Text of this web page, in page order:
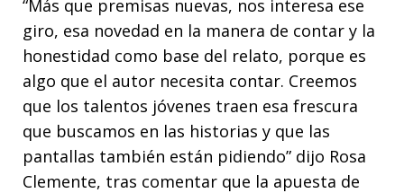
“Más que premisas nuevas, nos interesa ese
giro, esa novedad en la manera de contar y la
honestidad como base del relato, porque es
algo que el autor necesita contar. Creemos
que los talentos jóvenes traen esa frescura
que buscamos en las historias y que las
pantallas también están pidiendo” dijo Rosa
Clemente, tras comentar que la apuesta de